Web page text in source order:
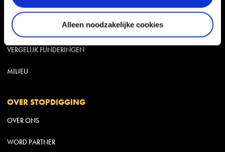
Alleen noodzakelijke cookies
REFERENTIE FOTO’S
BOUWEN MET GRONDSCHROEVEN
VERGELIJK FUNDERINGEN
MILIEU
OVER STOPDIGGING
OVER ONS
WORD PARTNER